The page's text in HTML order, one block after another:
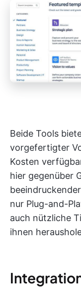
Beide Tools
vorgefertigter
Kosten
hier gegenüber
nur Plug-and-
auch nützliche
ihnen